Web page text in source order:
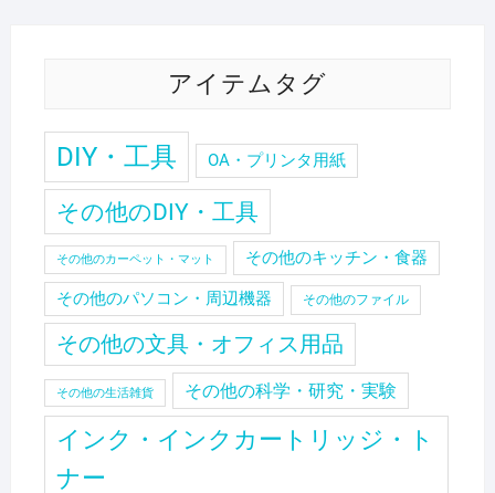
アイテムタグ
DIY・工具 OA・プリンタ用紙
その他のDIY・工具
その他のカーペット・マット その他のキッチン・食器
その他のパソコン・周辺機器 その他のファイル
その他の文具・オフィス用品
その他の生活雑貨 その他の科学・研究・実験
インク・インクカートリッジ・ト
ナー